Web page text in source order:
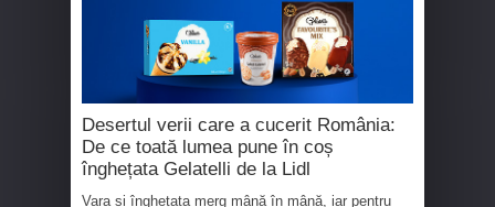
Desertul verii care a cucerit România:
De ce toată lumea pune în coș
înghețata Gelatelli de la Lidl
Vara și înghețata merg mână în mână, iar pentru